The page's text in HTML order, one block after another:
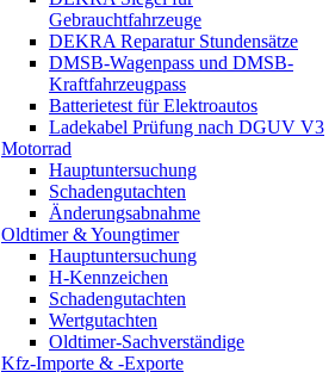
Gebrauchtfahrzeuge
DEKRA Reparatur Stundensätze
DMSB-Wagenpass und DMSB-
Kraftfahrzeugpass
Batterietest für Elektroautos
Ladekabel Prüfung nach DGUV V3
Motorrad
Hauptuntersuchung
Schadengutachten
Änderungsabnahme
Oldtimer & Youngtimer
Hauptuntersuchung
H-Kennzeichen
Schadengutachten
Wertgutachten
Oldtimer-Sachverständige
Kfz-Importe & -Exporte